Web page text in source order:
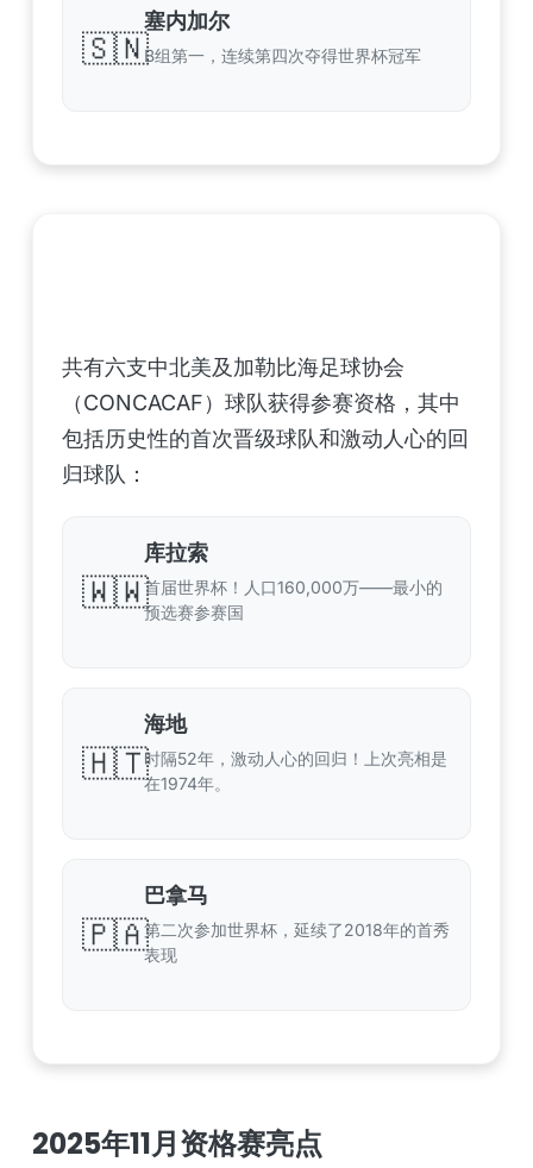
🇸🇳
塞内加尔
B组第一，连续第四次夺得世界杯冠军
共有六支中北美及加勒比海足球协会
（CONCACAF）球队获得参赛资格，其中
包括历史性的首次晋级球队和激动人心的回
归球队：
🇼🇼
库拉索
首届世界杯！人口160,000万——最小的
预选赛参赛国
🇭🇹
海地
时隔52年，激动人心的回归！上次亮相是
在1974年。
🇵🇦
巴拿马
第二次参加世界杯，延续了2018年的首秀
表现
2025年11月资格赛亮点